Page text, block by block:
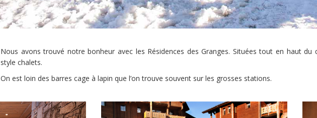
Nous avons trouvé notre bonheur avec les Résidences des Granges. Situées tout en haut du
style chalets.
On est loin des barres cage à lapin que l’on trouve souvent sur les grosses stations.